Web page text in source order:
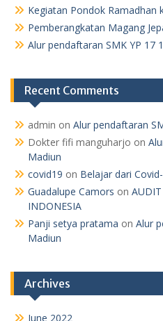
Kegiatan Pondok Ramadhan
Pemberangkatan Magang
Alur pendaftaran SMK YP 17
Recent Comments
admin on Alur pendaftaran
Dokter fifi manguharjo on
Madiun
covid19 on Belajar dari
Guadalupe Camors on
INDONESIA
Panji setya pratama on Alur
Madiun
Archives
June 2022